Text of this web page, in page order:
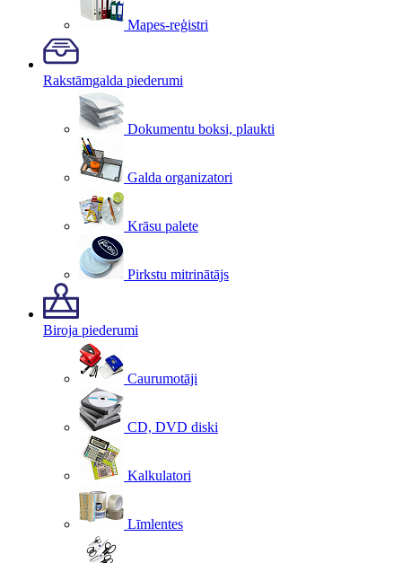
Mapes-reģistri
Rakstāmgalda piederumi
Dokumentu boksi, plaukti
Galda organizatori
Krāsu palete
Pirkstu mitrinātājs
Biroja piederumi
Caurumotāji
CD, DVD diski
Kalkulatori
Līmlentes